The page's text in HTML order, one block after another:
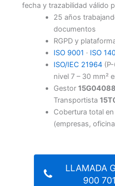
fecha y trazabilidad válido
25 años
documentos
RGPD y
ISO 9001 · ISO
ISO/IEC 21964(P-
nivel 7 – 30 mm²
Gestor
Transportista
Cobertura total
(empresas,
LLAMADA
900